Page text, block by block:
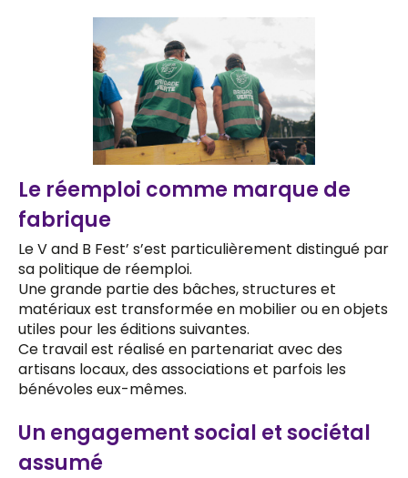
Le réemploi comme marque de
fabrique
Le V and B Fest’ s’est particulièrement distingué par
sa politique de réemploi.
Une grande partie des bâches, structures et
matériaux est transformée en mobilier ou en objets
utiles pour les éditions suivantes.
Ce travail est réalisé en partenariat avec des
artisans locaux, des associations et parfois les
bénévoles eux-mêmes.
Un engagement social et sociétal
assumé